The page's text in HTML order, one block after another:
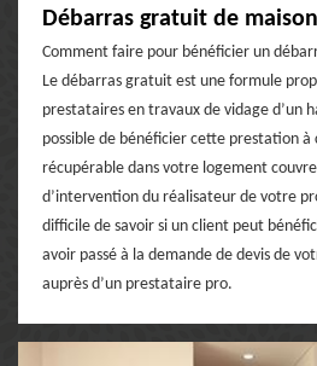
Débarras gratuit de maison
Comment faire pour bénéficier un
Le débarras gratuit est une formule
prestataires en travaux de vidage d’un
possible de bénéficier cette prestation
récupérable dans votre logement
d’intervention du réalisateur de votre
difficile de savoir si un client peut
avoir passé à la demande de devis de
auprès d’un prestataire pro.